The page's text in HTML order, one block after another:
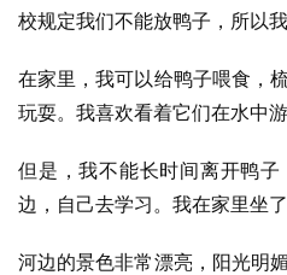
校规定我们不能放鸭子，所以
在家里，我可以给鸭子喂食，
玩耍。我喜欢看着它们在水中
但是，我不能长时间离开鸭
边，自己去学习。我在家里坐
河边的景色非常漂亮，阳光明